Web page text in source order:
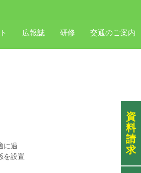
広報誌 研修 交通のご案内
資
料
請
求
に過
を設置